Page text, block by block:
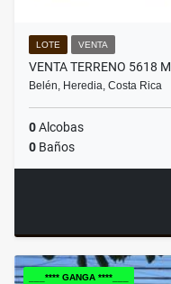
LOTE VENTA
VENTA TERRENO 5618
Belén, Heredia, Costa Rica
0Alcobas
0 Baños
___**** GANGA ****___